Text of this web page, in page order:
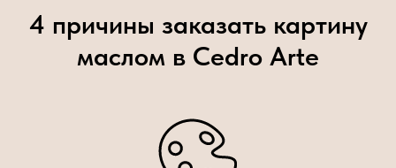
4 причины заказать картину
маслом в Cedro Arte